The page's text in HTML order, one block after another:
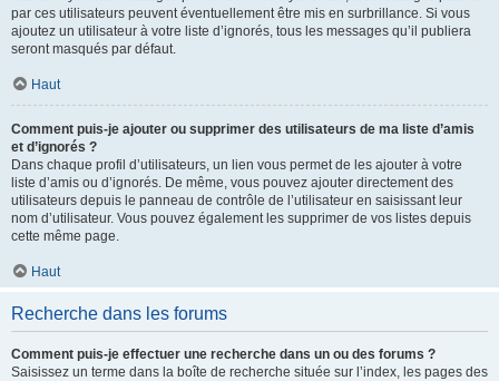
par ces utilisateurs peuvent éventuellement être mis en surbrillance. Si vous
ajoutez un utilisateur à votre liste d’ignorés, tous les messages qu’il publiera
seront masqués par défaut.
Haut
Comment puis-je ajouter ou supprimer des utilisateurs de ma liste d’amis
et d’ignorés ?
Dans chaque profil d’utilisateurs, un lien vous permet de les ajouter à votre
liste d’amis ou d’ignorés. De même, vous pouvez ajouter directement des
utilisateurs depuis le panneau de contrôle de l’utilisateur en saisissant leur
nom d’utilisateur. Vous pouvez également les supprimer de vos listes depuis
cette même page.
Haut
Recherche dans les forums
Comment puis-je effectuer une recherche dans un ou des forums ?
Saisissez un terme dans la boîte de recherche située sur l’index, les pages des